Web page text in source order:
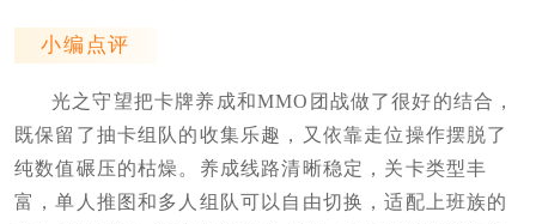
小编点评
光之守望把卡牌养成和MMO团战做了很好的结合，
既保留了抽卡组队的收集乐趣，又依靠走位操作摆脱了
纯数值碾压的枯燥。养成线路清晰稳定，关卡类型丰
富，单人推图和多人组队可以自由切换，适配上班族的